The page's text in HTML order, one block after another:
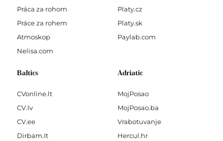
Práca za rohom
Práce za rohem
Atmoskop
Nelisa.com
Platy.cz
Platy.sk
Paylab.com
Baltics
CVonline.lt
CV.lv
CV.ee
Dirbam.It
Adriatic
MojPosao
MojPosao.ba
Vrabotuvanje
Hercul.hr